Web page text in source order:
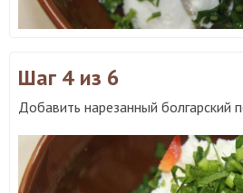
Шаг 4 из 6
Добавить нарезанный болгарский